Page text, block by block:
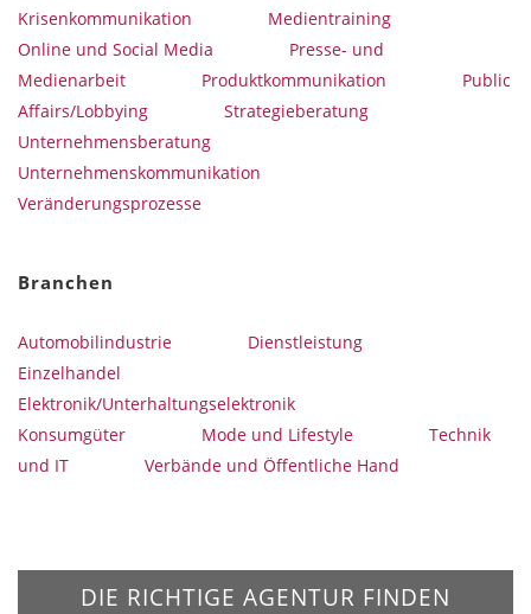
Krisenkommunikation
Medientraining
Online und Social Media
Presse- und
Medienarbeit
Produktkommunikation
Public
Affairs/Lobbying
Strategieberatung
Unternehmensberatung
Unternehmenskommunikation
Veränderungsprozesse
Branchen
Automobilindustrie
Dienstleistung
Einzelhandel
Elektronik/Unterhaltungselektronik
Konsumgüter
Mode und Lifestyle
Technik
und IT
Verbände und Öffentliche Hand
DIE RICHTIGE AGENTUR FINDEN